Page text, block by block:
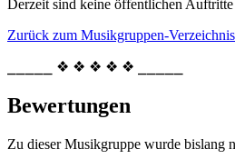
Derzeit sind keine öffentlichen
Zurück zum Musikgruppen-Verzeichnis
⎯⎯⎯⎯⎯ ❖ ❖ ❖ ❖ ❖ ⎯⎯⎯⎯⎯
Bewertungen
Zu dieser Musikgruppe wurde bislang